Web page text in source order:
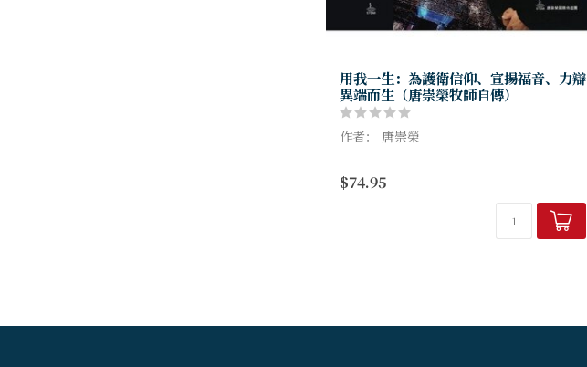
用我一生：為護衛信仰、宣揚福音、力辯
異端而生（唐崇榮牧師自傳）
作者： 唐崇榮
色圖片與印刷裝訂品質。
$74.95